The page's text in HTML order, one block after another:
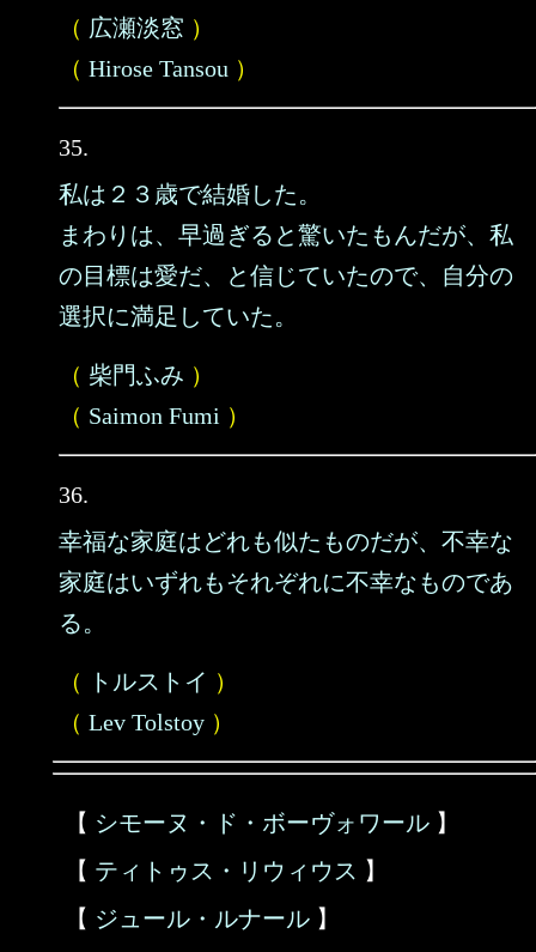
（ 広瀬淡窓 ）
（ Hirose Tansou ）
35.
私は２３歳で結婚した。
まわりは、早過ぎると驚いたもんだが、私
の目標は愛だ、と信じていたので、自分の
選択に満足していた。
（ 柴門ふみ ）
（ Saimon Fumi ）
36.
幸福な家庭はどれも似たものだが、不幸な
家庭はいずれもそれぞれに不幸なものであ
る。
（ トルストイ ）
（ Lev Tolstoy ）
【 シモーヌ・ド・ボーヴォワール 】
【 ティトゥス・リウィウス 】
【 ジュール・ルナール 】